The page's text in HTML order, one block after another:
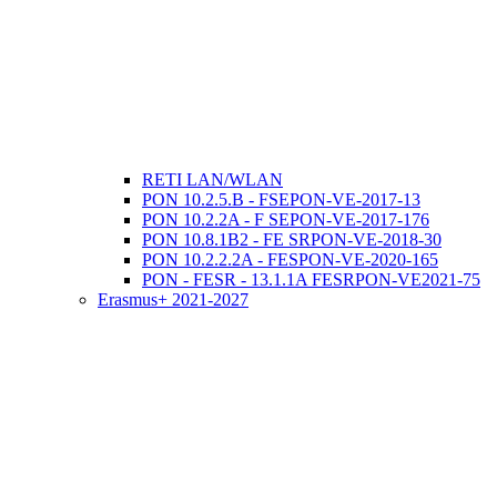
RETI LAN/WLAN
PON 10.2.5.B - FSEPON-VE-2017-13
PON 10.2.2A - F SEPON-VE-2017-176
PON 10.8.1B2 - FE SRPON-VE-2018-30
PON 10.2.2.2A - FESPON-VE-2020-165
PON - FESR - 13.1.1A FESRPON-VE2021-75
Erasmus+ 2021-2027